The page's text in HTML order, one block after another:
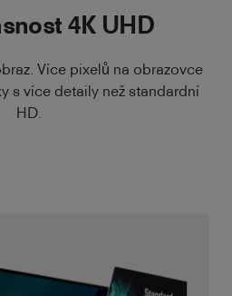
4K UHD
Více pixelů na obrazovce
s více detaily než standardní
HD.